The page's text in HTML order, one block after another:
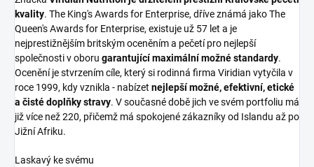
kvality. The King's Awards for Enterprise, dříve známá jako The
Queen's Awards for Enterprise, existuje už 57 let a je
nejprestižnějším britským oceněním a pečetí pro nejlepší
společnosti v oboru garantující maximální možné standardy.
Ocenění je stvrzením cíle, který si rodinná firma Viridian vytyčila v
roce 1999, kdy vznikla - nabízet nejlepší možné, efektivní, etické
a čisté doplňky stravy. V současné době jich ve svém portfoliu má
již více než 220, přičemž má spokojené zákazníky od Islandu až po
Jižní Afriku.
Laskavý ke svému